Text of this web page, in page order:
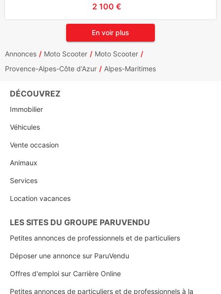
2 100 €
En voir plus
Annonces Moto Scooter
Moto Scooter
Provence-Alpes-Côte d'Azur
Alpes-Maritimes
DÉCOUVREZ
Immobilier
Véhicules
Vente occasion
Animaux
Services
Location vacances
LES SITES DU GROUPE PARUVENDU
Petites annonces de professionnels et de particuliers
Déposer une annonce sur ParuVendu
Offres d'emploi sur Carrière Online
Petites annonces de particuliers et de professionnels à la